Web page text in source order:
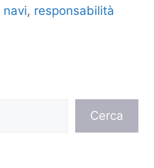
navi, responsabilità
Cerca